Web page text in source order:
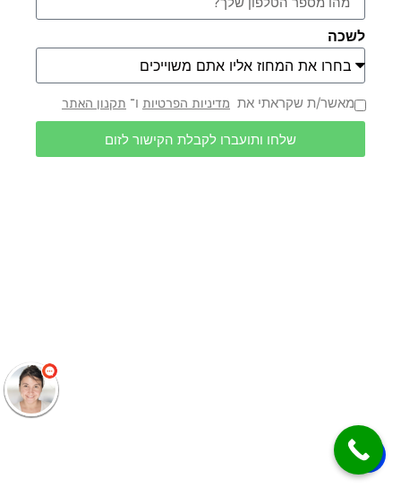
לשכה
מאשר/ת שקראתי את מדיניות הפרטיות ו־ תקנון האתר
שלחו ותועברו לקבלת הקישור לזום